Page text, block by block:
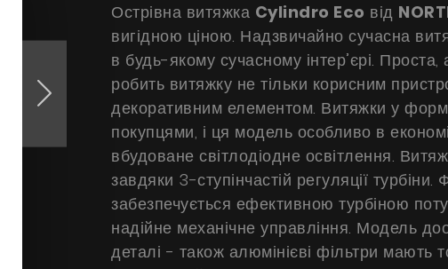
БАЧИТИ ВСЕ
Острівна витяжка Cylindro Eco від
вигідною ціною. Надзвичайно сучасна
в будь-якому сучасному інтер’єрі.
робить витяжку не тільки корисним
декоративним елементом. Витяжки у
покупцями, і ця модель особливо в
вбудоване світлодіодне освітлення.
завдяки 3-ступінчастій регуляції турбіни.
забезпечується ефективною турбіною
надійне механічне управління. Модель
деталі - також алюмінієві фільтри мають